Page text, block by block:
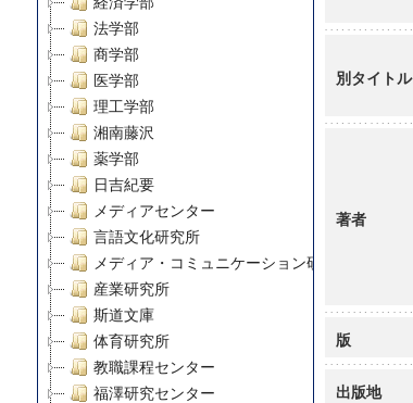
法学部
商学部
医学部
理工学部
湘南藤沢
薬学部
日吉紀要
メディアセンター
言語文化研究所
メディア・コミュニケーション研究所
産業研究所
斯道文庫
体育研究所
教職課程センター
福澤研究センター
別タイトル
著者
版
出版地